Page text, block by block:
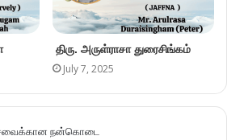
திரு. அருள்ராசா துரைசிங்கம்
July 7, 2025
நன்கொடை